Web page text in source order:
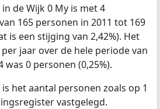
de Wijk 0 My is met 4
165 personen in 2011 tot 169
is een stijging van 2,42%). Het
jaar over de hele periode van
was 0 personen (0,25%).
het aantal personen zoals op 1
vastgelegd.